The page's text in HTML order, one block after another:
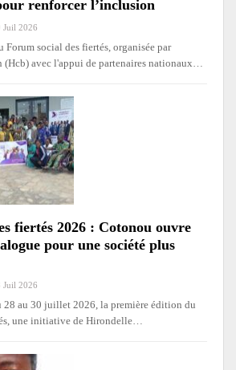
renforcer l’inclusion
Juil 2026
social des fiertés, organisée par
avec l'appui de partenaires nationaux…
fiertés 2026 : Cotonou ouvre
pour une société plus
Juil 2026
28 au 30 juillet 2026, la première édition du
une initiative de Hirondelle